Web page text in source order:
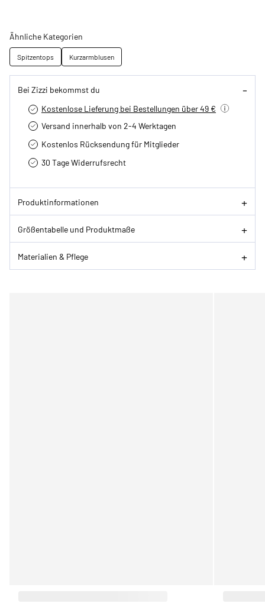
Ähnliche Kategorien
Spitzentops Kurzarmblusen
Bei Zizzi bekommst du
Kostenlose Lieferung bei Bestellungen über 49 €
Versand innerhalb von 2-4 Werktagen
Kostenlos Rücksendung für Mitglieder
30 Tage Widerrufsrecht
Produktinformationen
Größentabelle und Produktmaße
Materialien & Pflege